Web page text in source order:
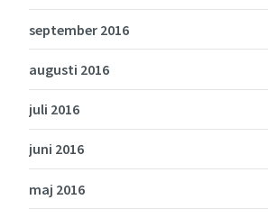
september 2016
augusti 2016
juli 2016
juni 2016
maj 2016